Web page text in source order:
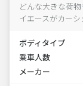
どんな大きな荷
イエースがカーシ
ボディタイプ
乗車人数
メーカー